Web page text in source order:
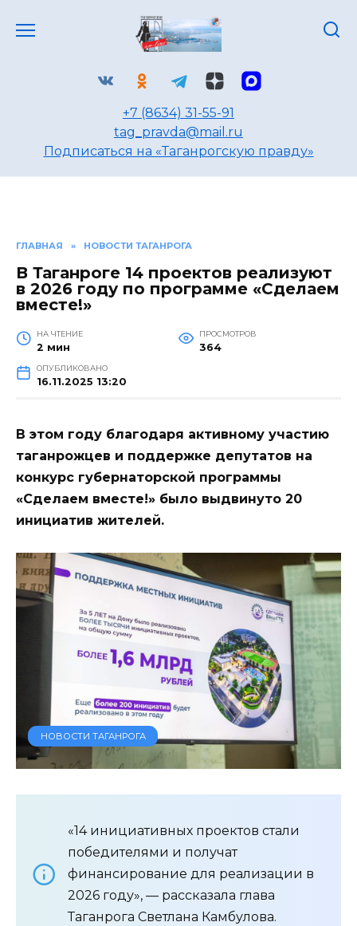
+7 (8634) 31-55-91
tag_pravda@mail.ru
Подписаться на «Таганрогскую правду»
ГЛАВНАЯ » НОВОСТИ ТАГАНРОГА
В Таганроге 14 проектов реализуют
в 2026 году по программе «Сделаем
вместе!»
НА ЧТЕНИЕ
2 мин
ПРОСМОТРОВ
364
ОПУБЛИКОВАНО
16.11.2025 13:20
В этом году благодаря активному участию
таганрожцев и поддержке депутатов на
конкурс губернаторской программы
«Сделаем вместе!» было выдвинуто 20
инициатив жителей.
НОВОСТИ ТАГАНРОГА
«14 инициативных проектов стали
победителями и получат
финансирование для реализации в
2026 году», — рассказала глава
Таганрога Светлана Камбулова.